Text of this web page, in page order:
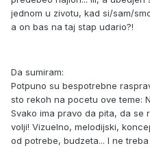
jednom u zivotu, kad si/sam/
a on bas na taj stap udario?!
Da sumiram:
Potpuno su bespotrebne
sto rekoh na pocetu ove teme:
Svako ima pravo da pita, da se
volji! Vizuelno, melodijski,
od potrebe, budzeta... I ne